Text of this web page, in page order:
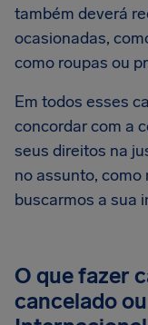
também deverá
ocasionadas,
como roupas ou
Em todos esses
concordar com a
seus direitos na
no assunto, como
buscarmos a sua
O que fazer
cancelado